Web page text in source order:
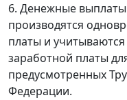
6. Денежные
производятся
платы и
заработной платы
предусмотренных
Федерации.